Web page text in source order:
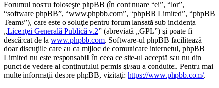
Forumul nostru foloseşte phpBB (în continuare “ei”, “lor”,
“software phpBB”, “www.phpbb.com”, “phpBB Limited”, “phpBB
Teams”), care este o soluţie pentru forum lansată sub incidenţa
„Licenţei Generală Publică v.2” (abreviată „GPL”) şi poate fi
descărcat de la www.phpbb.com. Software-ul phpBB facilitează
doar discuţiile care au ca mijloc de comunicare internetul, phpBB
Limited nu este responsabill în ceea ce site-ul acceptă sau nu din
punct de vedere al conţinutului permis şi/sau a conduitei. Pentru mai
multe informaţii despre phpBB, vizitaţi: https://www.phpbb.com/.